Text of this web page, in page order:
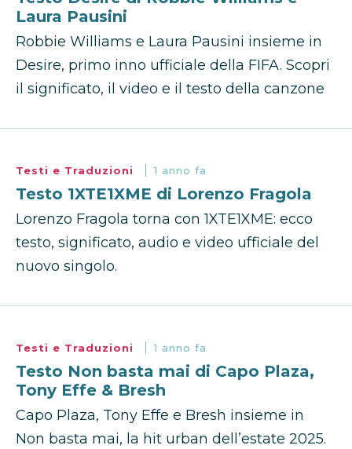
Laura Pausini
Robbie Williams e Laura Pausini insieme in
Desire, primo inno ufficiale della FIFA. Scopri
il significato, il video e il testo della canzone
Testi e Traduzioni 1 anno fa
Testo 1XTE1XME di Lorenzo Fragola
Lorenzo Fragola torna con 1XTE1XME: ecco
testo, significato, audio e video ufficiale del
nuovo singolo.
Testi e Traduzioni 1 anno fa
Testo Non basta mai di Capo Plaza,
Tony Effe & Bresh
Capo Plaza, Tony Effe e Bresh insieme in
Non basta mai, la hit urban dell’estate 2025.